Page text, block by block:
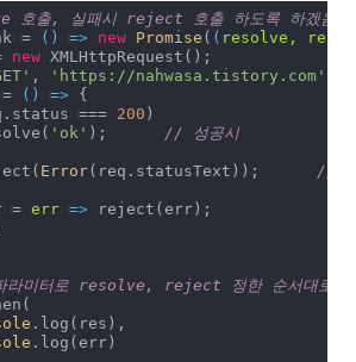
출, 실패시 reject 호출 하도록 하겠음
= () => new Promise ( ( resolve,
new XMLHttpRequest();
, 'https://nahwasa.tistory.com'
() => {
=== 200 )
'ok'
// 성공시
Error
//
=
err => reject(err);
미터로 resolve, reject 정한 순서대로 처
.log(res),
.log(err)